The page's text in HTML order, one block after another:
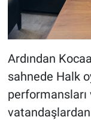
Ardından
sahnede Halk
vatandaşlardan